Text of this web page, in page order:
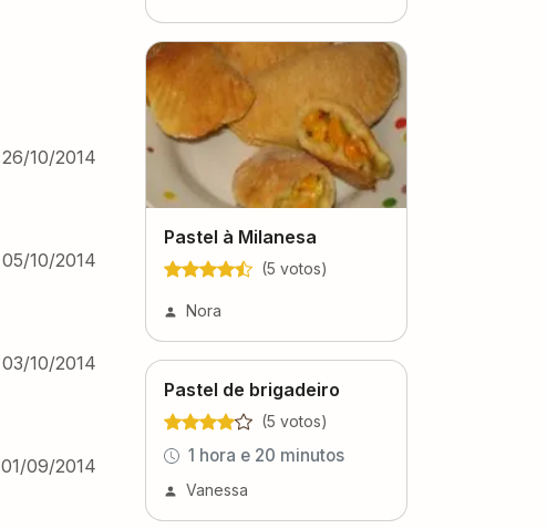
26/10/2014
05/10/2014
03/10/2014
01/09/2014
Pastel à Milanesa
(5 votos)
Nora
Pastel de brigadeiro
(5 votos)
1 hora e 20 minutos
Vanessa